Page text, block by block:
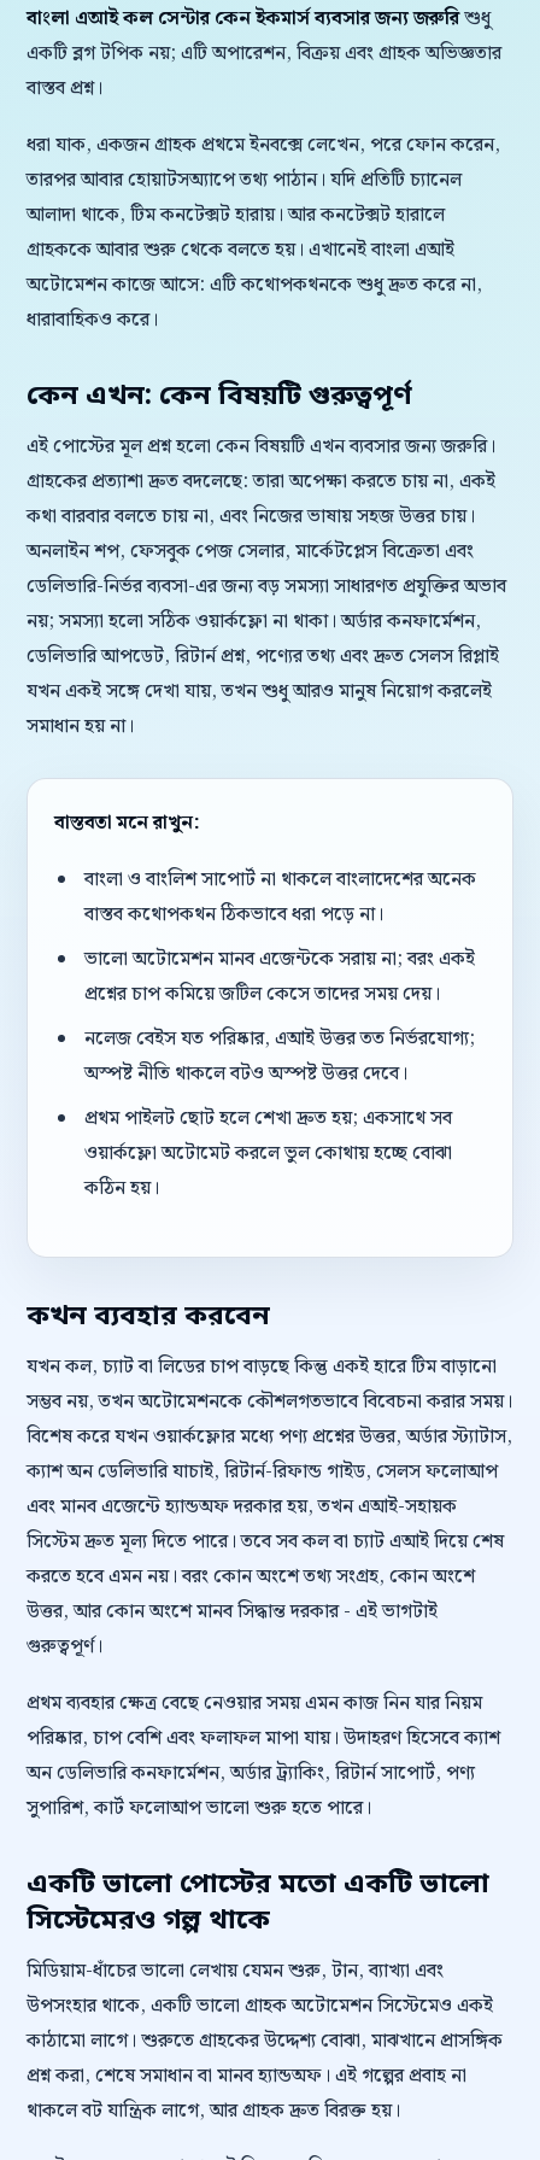
বাংলা এআই কল সেন্টার কেন ইকমার্স ব্যবসার জন্য জরুরিশুধু
একটি ব্লগ টপিক নয়; এটি অপারেশন, বিক্রয় এবং গ্রাহক অভিজ্ঞতার
বাস্তব প্রশ্ন।
ধরা যাক, একজন গ্রাহক প্রথমে ইনবক্সে লেখেন, পরে ফোন করেন,
তারপর আবার হোয়াটসঅ্যাপে তথ্য পাঠান। যদি প্রতিটি চ্যানেল
আলাদা থাকে, টিম কনটেক্সট হারায়। আর কনটেক্সট হারালে
গ্রাহককে আবার শুরু থেকে বলতে হয়। এখানেই বাংলা এআই
অটোমেশন কাজে আসে: এটি কথোপকথনকে শুধু দ্রুত করে না,
ধারাবাহিকও করে।
কেন এখন: কেন বিষয়টি গুরুত্বপূর্ণ
এই পোস্টের মূল প্রশ্ন হলো কেন বিষয়টি এখন ব্যবসার জন্য জরুরি।
গ্রাহকের প্রত্যাশা দ্রুত বদলেছে: তারা অপেক্ষা করতে চায় না, একই
কথা বারবার বলতে চায় না, এবং নিজের ভাষায় সহজ উত্তর চায়।
অনলাইন শপ, ফেসবুক পেজ সেলার, মার্কেটপ্লেস বিক্রেতা এবং
ডেলিভারি-নির্ভর ব্যবসা-এর জন্য বড় সমস্যা সাধারণত প্রযুক্তির অভাব
নয়; সমস্যা হলো সঠিক ওয়ার্কফ্লো না থাকা। অর্ডার কনফার্মেশন,
ডেলিভারি আপডেট, রিটার্ন প্রশ্ন, পণ্যের তথ্য এবং দ্রুত সেলস রিপ্লাই
যখন একই সঙ্গে দেখা যায়, তখন শুধু আরও মানুষ নিয়োগ করলেই
সমাধান হয় না।
বাস্তবতা মনে রাখুন:
বাংলা ও বাংলিশ সাপোর্ট না থাকলে বাংলাদেশের অনেক
বাস্তব কথোপকথন ঠিকভাবে ধরা পড়ে না।
ভালো অটোমেশন মানব এজেন্টকে সরায় না; বরং একই
প্রশ্নের চাপ কমিয়ে জটিল কেসে তাদের সময় দেয়।
নলেজ বেইস যত পরিষ্কার, এআই উত্তর তত নির্ভরযোগ্য;
অস্পষ্ট নীতি থাকলে বটও অস্পষ্ট উত্তর দেবে।
প্রথম পাইলট ছোট হলে শেখা দ্রুত হয়; একসাথে সব
ওয়ার্কফ্লো অটোমেট করলে ভুল কোথায় হচ্ছে বোঝা
কঠিন হয়।
কখন ব্যবহার করবেন
যখন কল, চ্যাট বা লিডের চাপ বাড়ছে কিন্তু একই হারে টিম বাড়ানো
সম্ভব নয়, তখন অটোমেশনকে কৌশলগতভাবে বিবেচনা করার সময়।
বিশেষ করে যখন ওয়ার্কফ্লোর মধ্যে পণ্য প্রশ্নের উত্তর, অর্ডার স্ট্যাটাস,
ক্যাশ অন ডেলিভারি যাচাই, রিটার্ন-রিফান্ড গাইড, সেলস ফলোআপ
এবং মানব এজেন্টে হ্যান্ডঅফ দরকার হয়, তখন এআই-সহায়ক
সিস্টেম দ্রুত মূল্য দিতে পারে। তবে সব কল বা চ্যাট এআই দিয়ে শেষ
করতে হবে এমন নয়। বরং কোন অংশে তথ্য সংগ্রহ, কোন অংশে
উত্তর, আর কোন অংশে মানব সিদ্ধান্ত দরকার - এই ভাগটাই
গুরুত্বপূর্ণ।
প্রথম ব্যবহার ক্ষেত্র বেছে নেওয়ার সময় এমন কাজ নিন যার নিয়ম
পরিষ্কার, চাপ বেশি এবং ফলাফল মাপা যায়। উদাহরণ হিসেবে ক্যাশ
অন ডেলিভারি কনফার্মেশন, অর্ডার ট্র্যাকিং, রিটার্ন সাপোর্ট, পণ্য
সুপারিশ, কার্ট ফলোআপ ভালো শুরু হতে পারে।
একটি ভালো পোস্টের মতো একটি ভালো
সিস্টেমেরও গল্প থাকে
মিডিয়াম-ধাঁচের ভালো লেখায় যেমন শুরু, টান, ব্যাখ্যা এবং
উপসংহার থাকে, একটি ভালো গ্রাহক অটোমেশন সিস্টেমেও একই
কাঠামো লাগে। শুরুতে গ্রাহকের উদ্দেশ্য বোঝা, মাঝখানে প্রাসঙ্গিক
প্রশ্ন করা, শেষে সমাধান বা মানব হ্যান্ডঅফ। এই গল্পের প্রবাহ না
থাকলে বট যান্ত্রিক লাগে, আর গ্রাহক দ্রুত বিরক্ত হয়।